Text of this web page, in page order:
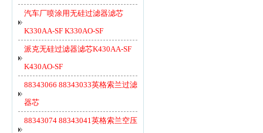
汽车厂喷涂用无硅过滤器滤芯
K330AA-SF K330AO-SF
派克无硅过滤器滤芯K430AA-SF
K430AO-SF
88343066 88343033英格索兰过滤
器芯
88343074 88343041英格索兰空压